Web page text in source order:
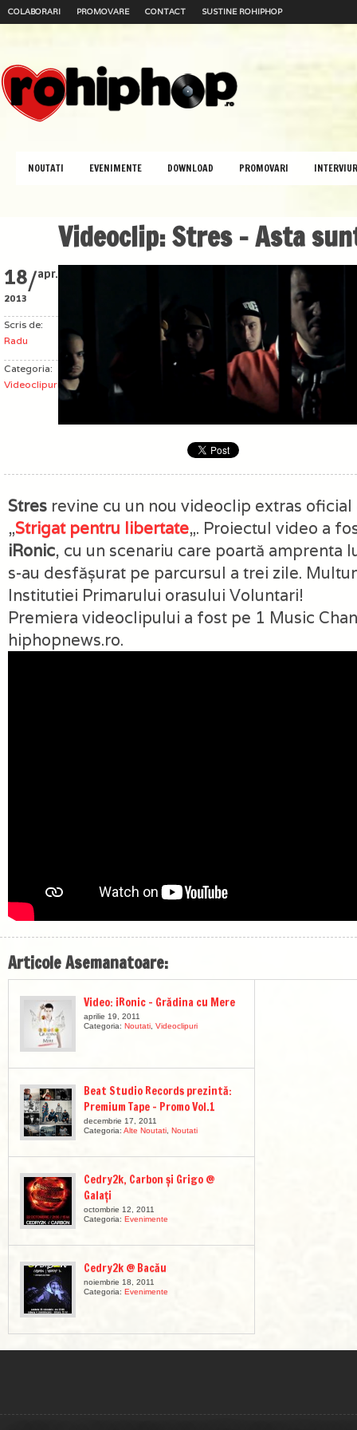
COLABORARI PROMOVARE CONTACT SUSTINE ROHIPHOP
NOUTATI EVENIMENTE DOWNLOAD PROMOVARI
Videoclip: Stres – Asta
18/apr.
2013
Scris de:
Radu
Categoria:
Videoclipuri
Stres revine cu un nou videoclip extras
„Strigat pentru libertate„. Proiectul video a
iRonic, cu un scenariu care poartă amprenta
s-au desfășurat pe parcursul a trei zile.
Institutiei Primarului orasului Voluntari!
Premiera videoclipului a fost pe 1 Music
hiphopnews.ro.
Articole Asemanatoare:
Video: iRonic – Grădina cu Mere
aprilie 19, 2011
Categoria: Noutati Videoclipuri
Beat Studio Records prezintă:
Premium Tape – Promo Vol.1
decembrie 17, 2011
Categoria: Alte Noutati Noutati
Cedry2k, Carbon și Grigo @
Galați
octombrie 12, 2011
Categoria: Evenimente
Cedry2k @ Bacău
noiembrie 18, 2011
Categoria: Evenimente